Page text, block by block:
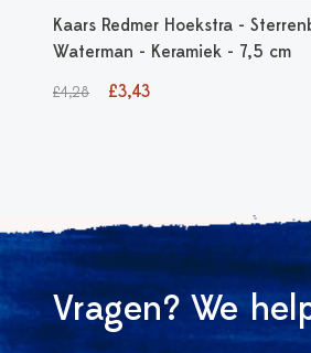
Kaars Redmer Hoekstra -
Waterman - Keramiek - 7,5 cm
£4,28 £3,43
Vragen? We